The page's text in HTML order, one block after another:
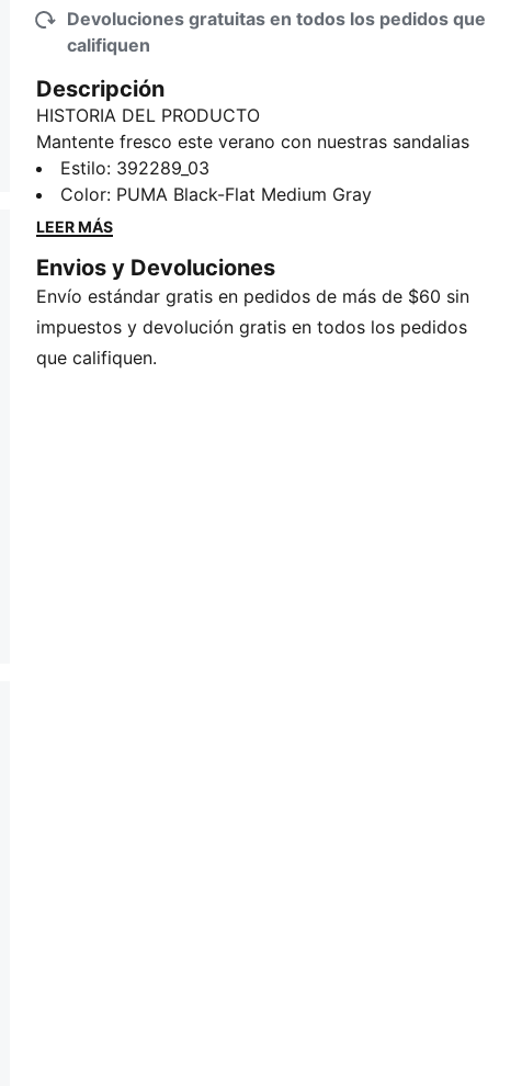
Devoluciones gratuitas en todos los pedidos que
califiquen
Descripción
HISTORIA DEL PRODUCTO
Mantente fresco este verano con nuestras sandalias
Leadcat 2.0 Stewie 3. Las correas de cuero
acolchadas brindan un ajuste seguro pero
transpirable, mientras que la plantilla moldeada
todo el día. Ya sea que vayas a la playa, a la alberca
o a una carne asada con amigos, llegá con estilo.
Estas sandalias están diseñadas para momentos
memorables.
Estilo: 392289_03
Color: PUMA Black-Flat Medium Gray
LEER MÁS
Envios y Devoluciones
Envío estándar gratis en pedidos de más de $60 sin
impuestos y devolución gratis en todos los pedidos
que califiquen.